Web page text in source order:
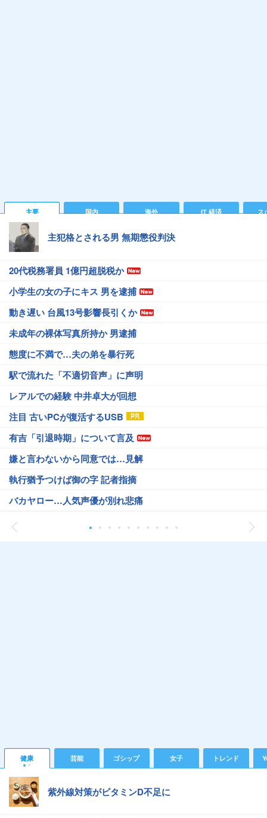
主要 国内 海外 IT 経済 ス
主犯格とされる男 無期懲役判決
20代税務署員 1億円超脱税か
小学生の女の子にキス 男を逮捕
動き遅い 台風13号影響長引くか
未成年の裸体写真所持か 男逮捕
態度に不満で…夫の弟を暴行死
駅で流れた「不適切音声」に声明
レアルでの経験 中井卓大が回想
注目 古いPCが復活するUSB
有吉「引退時期」について言及
嫌と言わないから同意では…見解
執行猶予つけば御の字 記者指摘
バカヤロー…人気声優が別れ悲痛
健康 芸能 ゴシップ 女子 トレンド
紫外線対策がビタミンD不足に